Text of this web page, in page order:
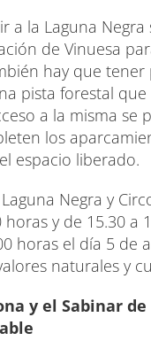
a la Laguna
de Vinuesa
hay que
pista forestal
a la misma se
los
espacio liberado.
Negra y
y de 15.30 a
horas el día 5 de
naturales y
y el Sabinar